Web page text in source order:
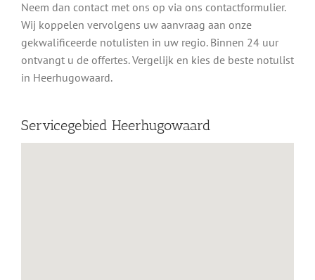
Neem dan contact met ons op via ons contactformulier.
Wij koppelen vervolgens uw aanvraag aan onze
gekwalificeerde notulisten in uw regio. Binnen 24 uur
ontvangt u de offertes. Vergelijk en kies de beste notulist
in Heerhugowaard.
Servicegebied Heerhugowaard